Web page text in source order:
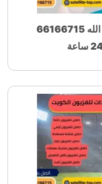
فني ستلايت سعد العبد الله 66166715